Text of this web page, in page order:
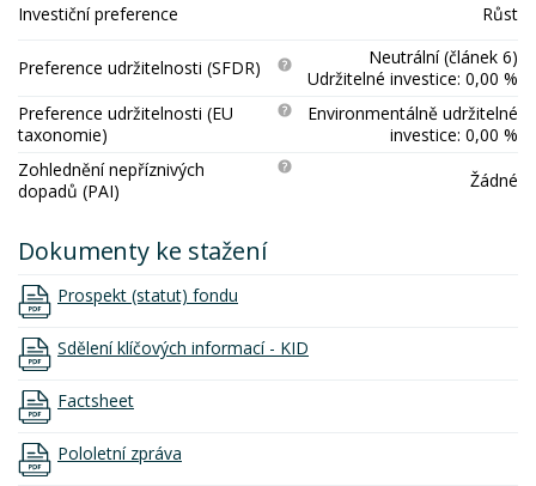
Investiční preference Růst
Preference udržitelnosti (SFDR)
Neutrální (článek 6)
Udržitelné investice: 0,00 %
Preference udržitelnosti (EU
taxonomie)
Environmentálně udržitelné
investice: 0,00 %
Zohlednění nepříznivých
dopadů (PAI)
Žádné
Dokumenty ke stažení
Prospekt (statut) fondu
Sdělení klíčových informací - KID
Factsheet
Pololetní zpráva